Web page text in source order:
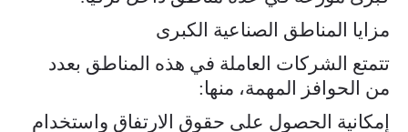
مزايا المناطق الصناعية الكبرى
تتمتع الشركات العاملة في هذه المناطق بعدد
من الحوافز المهمة، منها:
إمكانية الحصول على حقوق الارتفاق واستخدام